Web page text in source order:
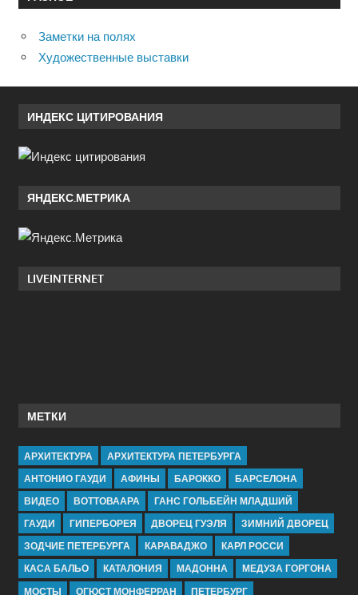
Заметки на полях
Художественные выставки
ИНДЕКС ЦИТИРОВАНИЯ
ЯНДЕКС.МЕТРИКА
LIVEINTERNET
МЕТКИ
АРХИТЕКТУРА
АРХИТЕКТУРА ПЕТЕРБУРГА
АНТОНИО ГАУДИ
АФИНЫ БАРОККО
БАРСЕЛОНА
ВИДЕО
ВОТТОВААРА
ГАНС ГОЛЬБЕЙН МЛАДШИЙ
ГАУДИ
ГИПЕРБОРЕЯ ДВОРЕЦ ГУЭЛЯ
ЗИМНИЙ ДВОРЕЦ
ЗОДЧИЕ ПЕТЕРБУРГА
КАРАВАДЖО
КАРЛ РОССИ
КАСА БАЛЬО
КАТАЛОНИЯ МАДОННА
МЕДУЗА ГОРГОНА
МОСТЫ
ОГЮСТ МОНФЕРРАН ПЕТЕРБУРГ